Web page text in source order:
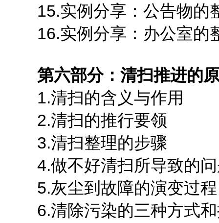
15.实例分享：公告物的
16.实例分享：办公室的
第六部分：清扫推进的
1.清扫的含义与作用
2.清扫的推行要领
3.清扫整理的步骤
4.做不好清扫所导致的问
5.灰尘到故障的演变过程
6.清除污染的三种方式和